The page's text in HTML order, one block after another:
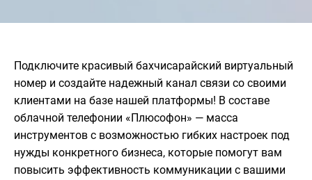
Подключите красивый бахчисарайский виртуальный
номер и создайте надежный канал связи со своими
клиентами на базе нашей платформы! В составе
облачной телефонии «Плюсофон» — масса
инструментов с возможностью гибких настроек под
нужды конкретного бизнеса, которые помогут вам
повысить эффективность коммуникации с вашими